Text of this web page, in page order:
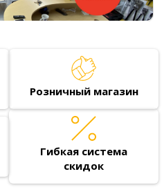
Розничный магазин
Гибкая система
скидок